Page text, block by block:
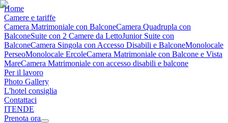
Home
Camere e tariffe
Camera Matrimoniale con BalconeCamera Quadrupla con
BalconeSuite con 2 Camere da LettoJunior Suite con
BalconeCamera Singola con Accesso Disabili e BalconeMonolocale
PerseoMonolocale ErcoleCamera Matrimoniale con Balcone e Vista
MareCamera Matrimoniale con accesso disabili e balcone
Per il lavoro
Photo Gallery
L'hotel consiglia
Contattaci
ITENDE
Prenota ora